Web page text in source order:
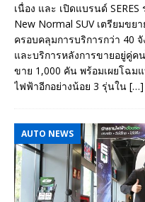
เนื่อง และ เปิดแบรนด์
New Normal SUV เตรียมขย
ครอบคลุมการบริการกว่า 40
และบริการหลังการขายอยู่คู่คน
ขาย 1,000 คัน พร้อมเผยโฉม
ไฟฟ้าอีกอย่างน้อย 3 รุ่นใน […]
AUTO NEWS